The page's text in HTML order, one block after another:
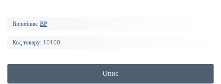
Виробник: BP
Код товару: 10100
Опис